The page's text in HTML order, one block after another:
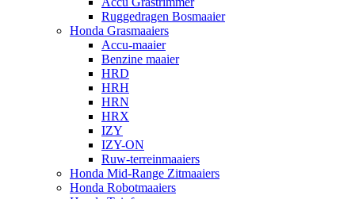
Ruggedragen Bosmaaier
Honda Grasmaaiers
Accu-maaier
Benzine maaier
HRD
HRH
HRN
HRX
IZY
IZY-ON
Ruw-terreinmaaiers
Honda Mid-Range Zitmaaiers
Honda Robotmaaiers